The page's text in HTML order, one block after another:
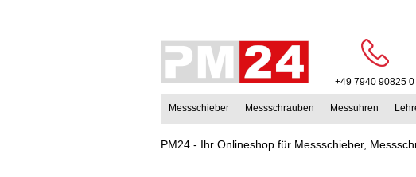
+49 7940 90825 0
Messschieber Messschrauben Messuhren
PM24 - Ihr Onlineshop für Messschieber,